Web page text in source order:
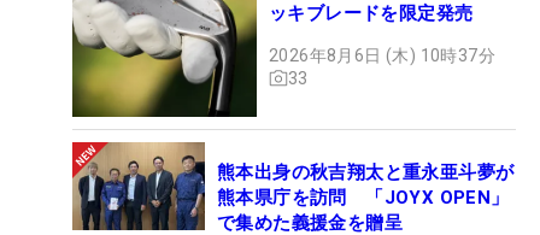
ッキブレードを限定発売
2026年8月6日 (木) 10時37分
33
熊本出身の秋吉翔太と重永亜斗夢が
熊本県庁を訪問 「JOYX OPEN」
で集めた義援金を贈呈